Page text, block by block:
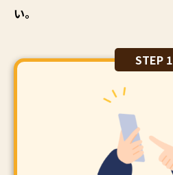
い。
STEP 1